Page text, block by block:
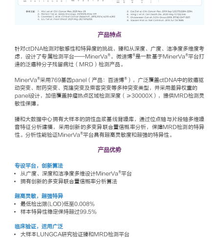
产品特点
针对ctDNA检测对敏感性和特异度的挑战，臻和从深度、广度、洁净度多维度考
虑，设计了专属检测平台——MinerVa®。微适博®是一款基于MinerVa®平台打
造的泛癌种分子残留病灶（MRD）检测产品。
MinerVa®采用769基因panel（产品：百适博®），广泛覆盖ctDNA中的致癌驱
动突变、耐药突变、克隆突变及乘客突变等多种突变类型，并采用差异权重的
panel设计，加倍覆盖肿瘤热点区域检测深度（≥30000X），提供MRD检测灵
敏性保障。
臻和大数据中心拥有大样本的阴性血浆基线背噪库，通过位点轴与片段轴多维噪
音特征分析建模，采用创新的多变异联合置信概率分析，保障MRD检测的特异
性。分析性能验证MinerVa®平台具有超高灵敏度和超强的特异性。
产品优势
专设平台，创新算法
从广度、深度和洁净度多维设计MinerVa®平台
拥有创新的多变异联合置信概率分析算法
超高灵敏，超强特异
最低检出限(LOD)低至0.008%
样本特异性稳定保持超过99.5%
临床验证，运用广泛
大样本LUNGCA研究验证臻和MRD检测平台